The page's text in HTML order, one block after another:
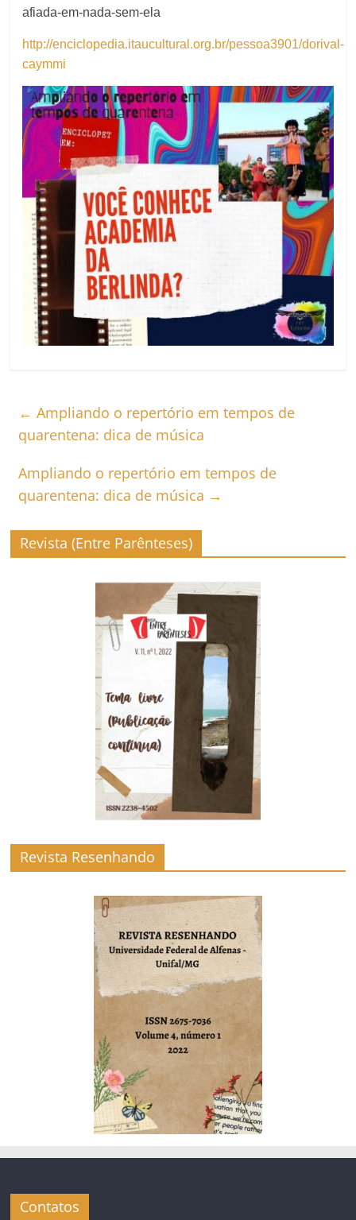
afiada-em-nada-sem-ela
http://enciclopedia.itaucultural.org.br/pessoa3901/dorival-
caymmi
← Ampliando o repertório em tempos de
quarentena: dica de música
Ampliando o repertório em tempos de
quarentena: dica de música →
Revista (Entre Parênteses)
Revista Resenhando
Contatos